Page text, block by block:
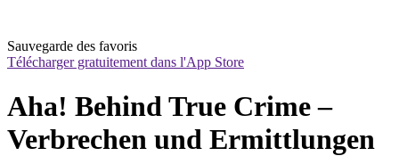
Sauvegarde des favoris
Télécharger gratuitement dans l'App Store
Aha! Behind True Crime –
Verbrechen und Ermittlungen